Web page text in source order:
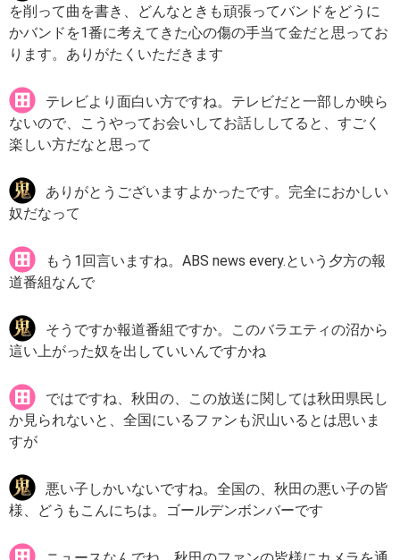
を削って曲を書き、どんなときも頑張ってバンドをどうに
かバンドを1番に考えてきた心の傷の手当て金だと思ってお
ります。ありがたくいただきます
テレビより面白い方ですね。テレビだと一部しか映ら
ないので、こうやってお会いしてお話ししてると、すごく
楽しい方だなと思って
ありがとうございますよかったです。完全におかしい
奴だなって
もう1回言いますね。ABS news every.という夕方の報
道番組なんで
そうですか報道番組ですか。このバラエティの沼から
這い上がった奴を出していいんですかね
ではですね、秋田の、この放送に関しては秋田県民し
か見られないと、全国にいるファンも沢山いるとは思いま
すが
悪い子しかいないですね。全国の、秋田の悪い子の皆
様、どうもこんにちは。ゴールデンボンバーです